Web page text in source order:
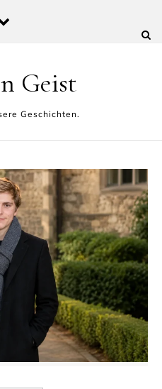
Geist
Geschichten.